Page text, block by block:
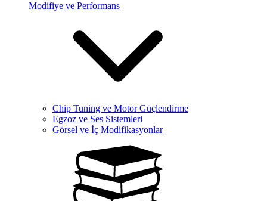
Modifiye ve Performans
Chip Tuning ve Motor Güçlendirme
Egzoz ve Ses Sistemleri
Görsel ve İç Modifikasyonlar